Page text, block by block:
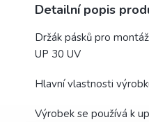
Detailní popis
Držák pásků pro
UP 30 UV
Hlavní vlastnosti
Výrobek se používá k